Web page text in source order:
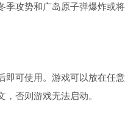
季攻势和广岛原子弹爆炸或将
即可使用。游戏可以放在任意
否则游戏无法启动。